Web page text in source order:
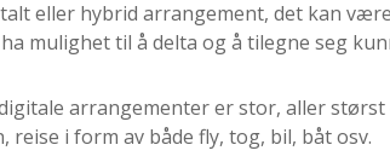
eller hybrid arrangement, det kan
mulighet til å delta og å tilegne seg
arrangementer er stor, aller
i form av både fly, tog, bil, båt osv.